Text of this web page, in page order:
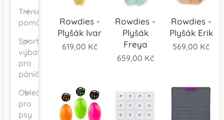
Tréninkové
pomůcky
Sportovní
výbava
pro
páníčka
Oblečení
pro
psy
Rowdies -
Plyšák Ivar
619,00 Kč
Rowdies -
Plyšák
Freya
659,00 Kč
Rowdies -
Plyšák Erik
569,00 Kč